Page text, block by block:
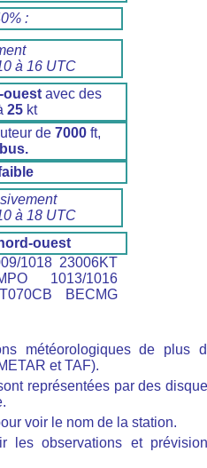
:
à 16 UTC
ouest avec des
25kt
de 7000 ft,
à 18 UTC
ouest
1018 23006KT
1013/1016
BECMG
météorologiques de plus
et TAF).
représentées par des
voir le nom de la station.
les observations et